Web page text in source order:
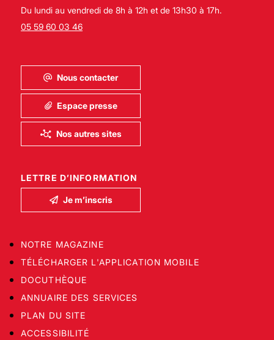
Du lundi au vendredi de 8h à 12h et de 13h30 à 17h.
05 59 60 03 46
Nous contacter
Espace presse
Nos autres sites
LETTRE D’INFORMATION
Je m’inscris
NOTRE MAGAZINE
TÉLÉCHARGER L'APPLICATION MOBILE
DOCUTHÈQUE
ANNUAIRE DES SERVICES
PLAN DU SITE
ACCESSIBILITÉ